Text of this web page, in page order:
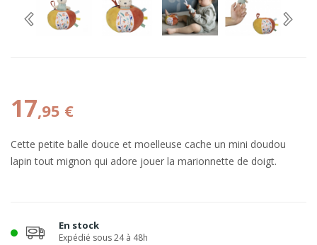
17,95 €
Cette petite balle douce et moelleuse cache un mini doudou
lapin tout mignon qui adore jouer la marionnette de doigt.
En stock
Expédié sous 24 à 48h